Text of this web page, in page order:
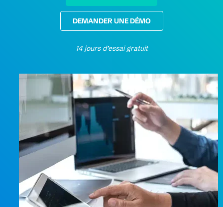
DEMANDER UNE DÉMO
14 jours d’essai gratuit